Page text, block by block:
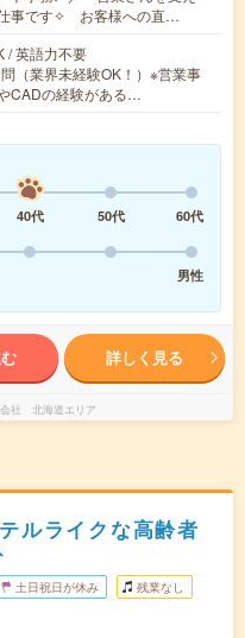
事です✧ お客様への直…
/ 英語力不要
（業界未経験OK！）※営業事
CADの経験がある…
40代 50代
60代
男性
詳しく見る
社 北海道エリア
ルライクな高齢者
土日祝日が休み 残業なし